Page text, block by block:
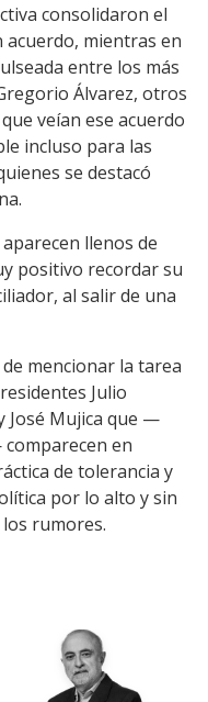
consolidaron el
mientras en
entre los más
Álvarez, otros
veían ese acuerdo
incluso para las
se destacó
llenos de
positivo recordar su
al salir de una
mencionar la tarea
Julio
José Mujica que —
en
de tolerancia y
por lo alto y sin
rumores.